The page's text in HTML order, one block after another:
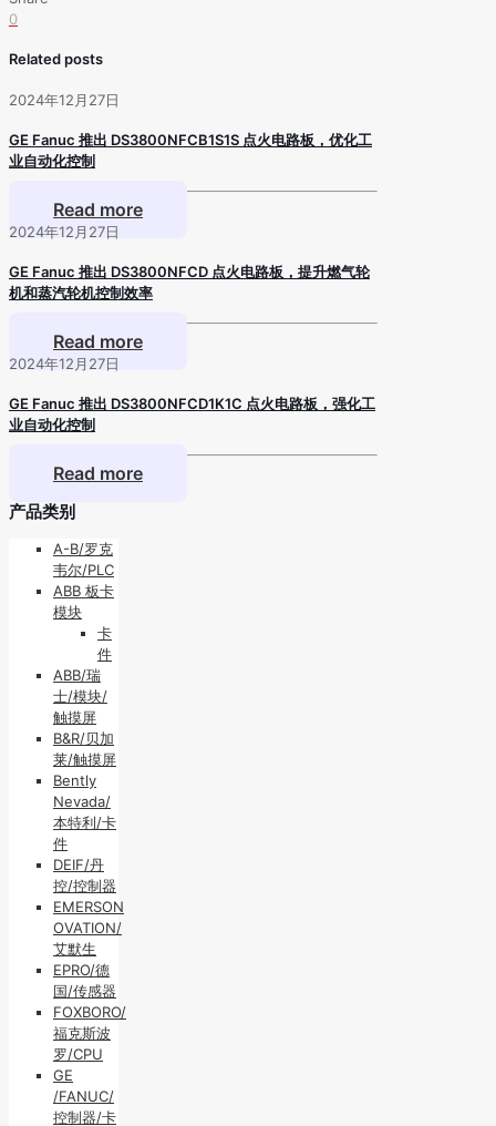
0
Related posts
2024年12月27日
GE Fanuc 推出 DS3800NFCB1S1S 点火电路板，优化工
业自动化控制
Read more
2024年12月27日
GE Fanuc 推出 DS3800NFCD 点火电路板，提升燃气轮
机和蒸汽轮机控制效率
Read more
2024年12月27日
GE Fanuc 推出 DS3800NFCD1K1C 点火电路板，强化工
业自动化控制
Read more
产品类别
A-B/罗克
韦尔/PLC
ABB 板卡
模块
卡
件
ABB/瑞
士/模块/
触摸屏
B&R/贝加
莱/触摸屏
Bently
Nevada/
本特利/卡
件
DEIF/丹
控/控制器
EMERSON
OVATION/
艾默生
EPRO/德
国/传感器
FOXBORO/
福克斯波
罗/CPU
GE
/FANUC/
控制器/卡